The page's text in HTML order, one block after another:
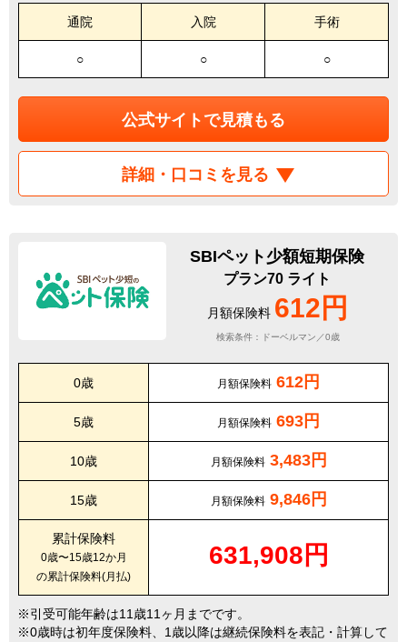
通院 入院 手術
○ ○ ○
公式サイトで見積もる
詳細・口コミを見る
SBIペット少額短期保険
プラン70 ライト
月額保険料 612円
検索条件：ドーベルマン／0歳
0歳 月額保険料 612円
5歳 月額保険料 693円
10歳 月額保険料 3,483円
15歳 月額保険料 9,846円
累計保険料
0歳〜15歳12か月
の累計保険料(月払)
631,908円
引受可能年齢は11歳11ヶ月までです。
0歳時は初年度保険料、1歳以降は継続保険料を表記・計算して